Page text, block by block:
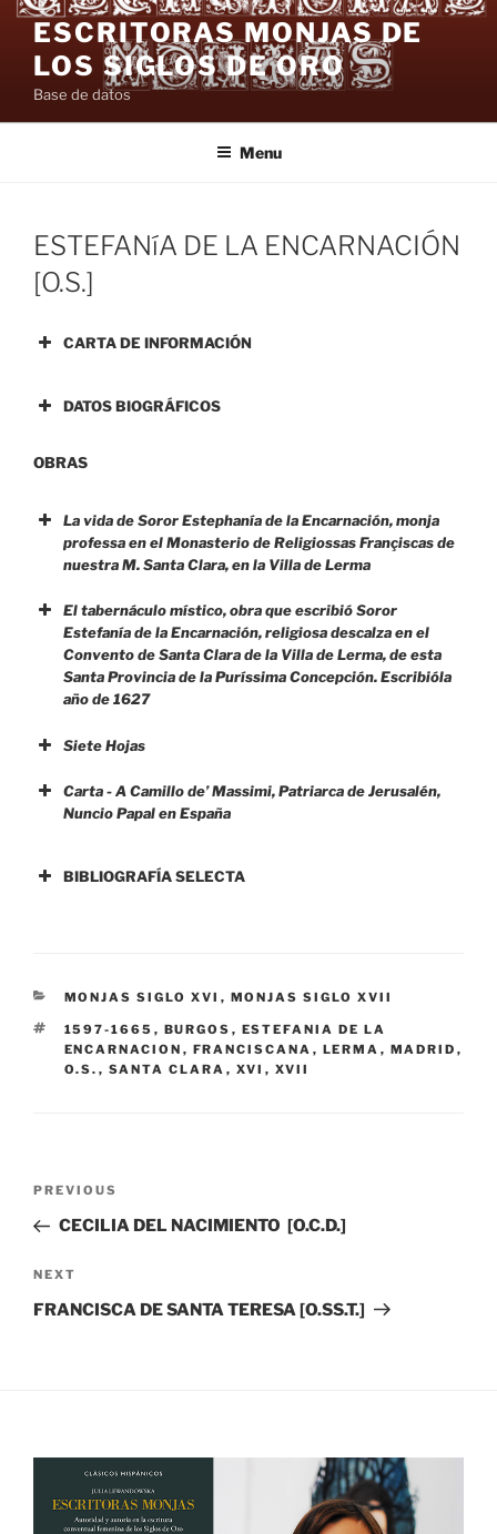
Skip
content
ESCRITORAS MONJAS DE
LOS SIGLOS DE ORO
Base de datos
Menu
POSTED
ON
ESTEFANíA DE LA ENCARNACIÓN
[O.S.]
CARTA DE INFORMACIÓN
DATOS BIOGRÁFICOS
OBRAS
La vida de Soror Estephanía de la Encarnación, monja
professa en el Monasterio de Religiossas Françiscas de
nuestra M. Santa Clara, en la Villa de Lerma
El tabernáculo místico, obra que escribió Soror
Estefanía de la Encarnación, religiosa descalza en el
Convento de Santa Clara de la Villa de Lerma, de esta
Santa Provincia de la Puríssima Concepción. Escribióla
año de 1627
Siete Hojas
Carta-A Camillo de’ Massimi, Patriarca de Jerusalén,
Nuncio Papal enEspaña
Jerusalén, Nuncio Papal en
BIBLIOGRAFÍA SELECTA
CATEGORIES
MONJAS SIGLO XVI , MONJAS SIGLO XVII
TAGS
1597-1665 , BURGOS , ESTEFANIA DE LA
ENCARNACION , FRANCISCANA , LERMA , MADRID ,
O.S. , SANTA CLARA , XVI , XVII
Previous
Post
PREVIOUS
CECILIA DEL NACIMIENTO [O.C.D.]
Next
Post
NEXT
FRANCISCA DE SANTA TERESA [O.SS.T.]